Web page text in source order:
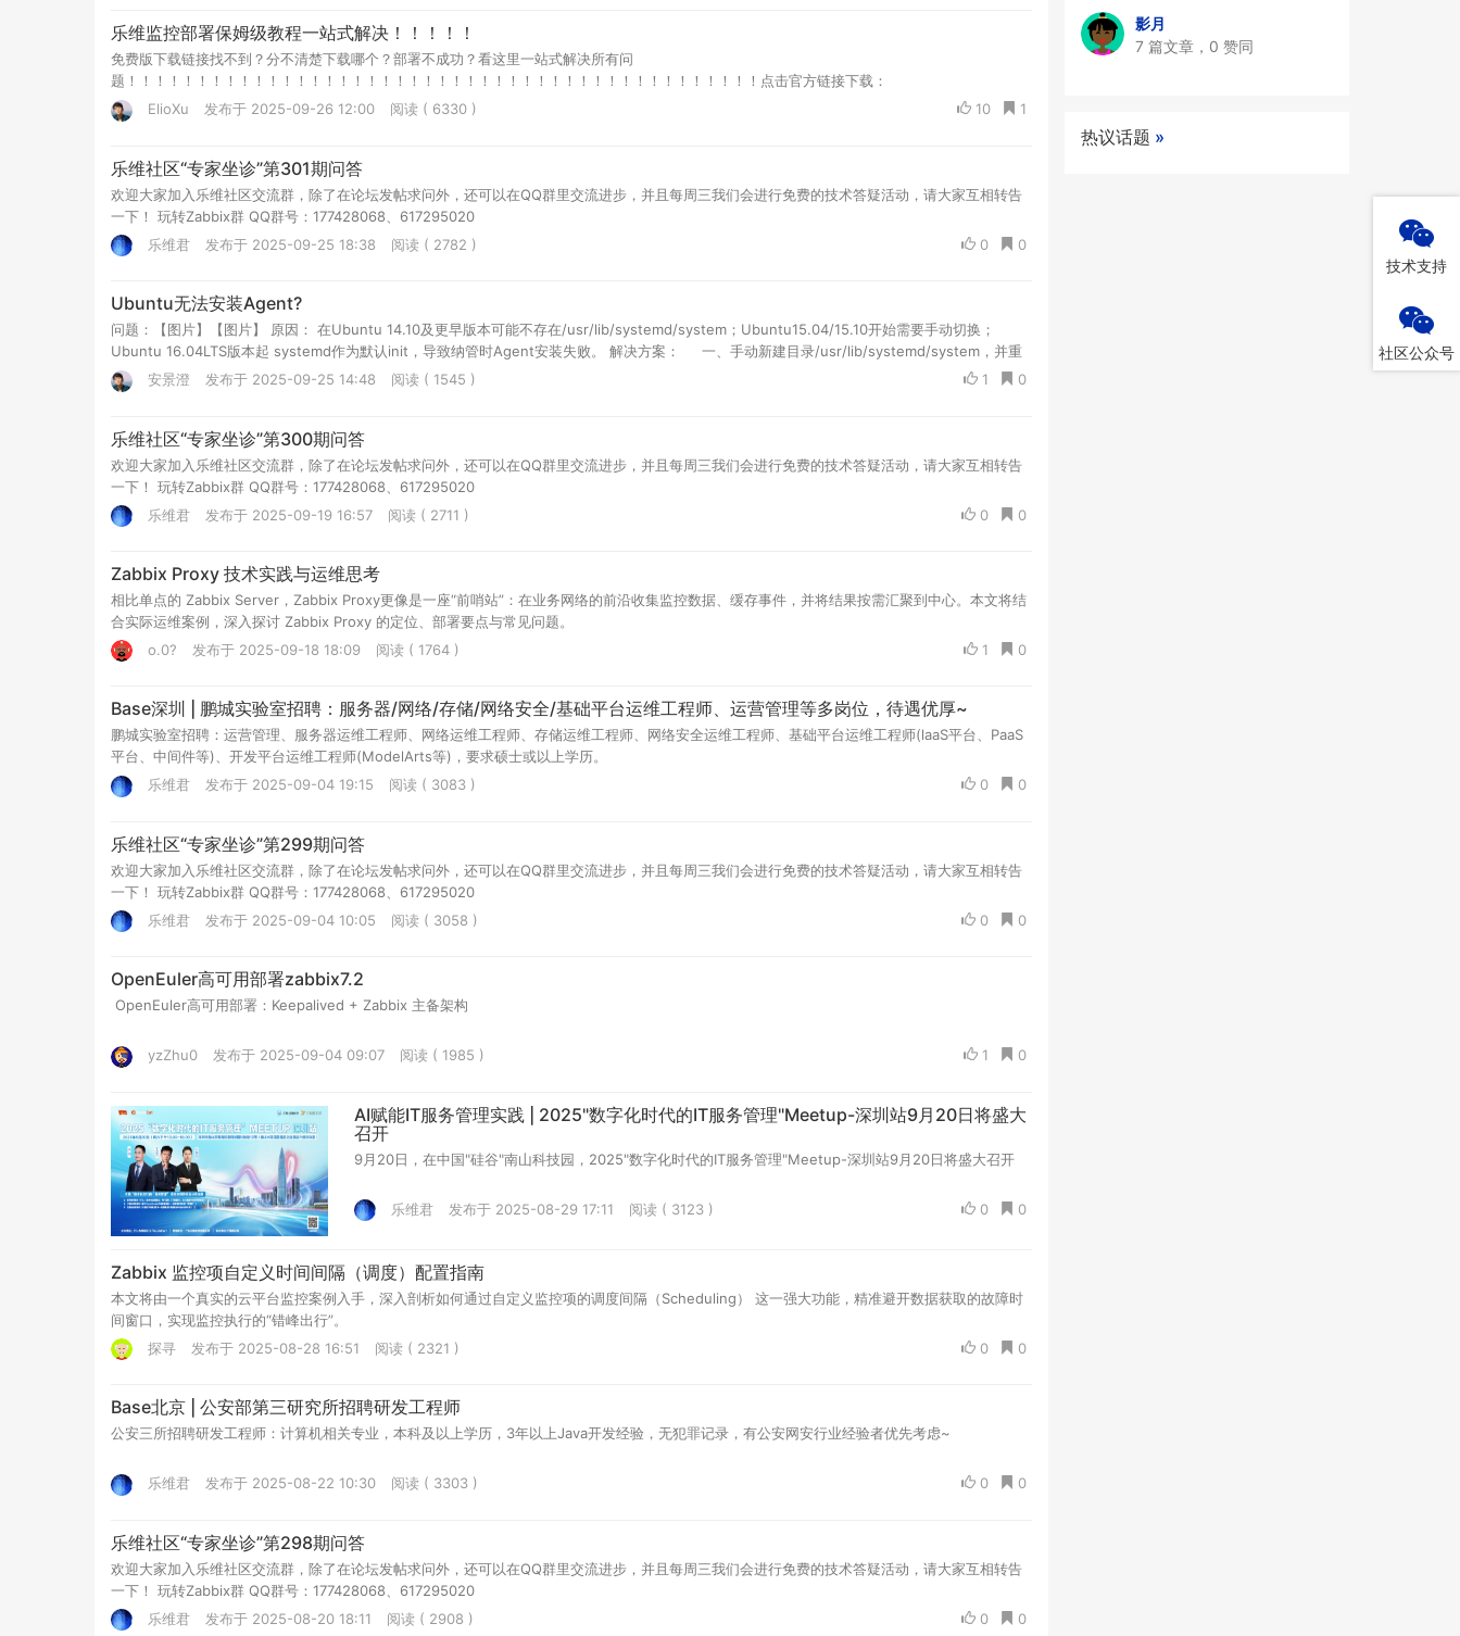
技术支持
社区公众号
乐维监控部署保姆级教程一站式解决！！！！！
免费版下载链接找不到？分不清楚下载哪个？部署不成功？看这里一站式解决所有问
题！！！！！！！！！！！！！！！！！！！！！！！！！！！！！！！！！！！！！！！！！！！！！点击官方链接下载：
http://channel.lwops.cn/backend_api/door/verification/channel?c=901BlvGU&amp;type=register
1
10
ElioXu 发布于 2025-09-26 12:00 阅读 ( 6330 )
乐维社区“专家坐诊”第301期问答
欢迎大家加入乐维社区交流群，除了在论坛发帖求问外，还可以在QQ群里交流进步，并且每周三我们会进行免费的技术答疑活动，请大家互相转告
一下！ 玩转Zabbix群 QQ群号：177428068、617295020
0
0
乐维君 发布于 2025-09-25 18:38 阅读 ( 2782 )
Ubuntu无法安装Agent?
问题：【图片】【图片】 原因： 在Ubuntu 14.10及更早版本可能不存在/usr/lib/systemd/system；Ubuntu15.04/15.10开始需要手动切换；
Ubuntu 16.04LTS版本起 systemd作为默认init，导致纳管时Agent安装失败。 解决方案： 一、手动新建目录/usr/lib/systemd/system，并重
新进行Agent安...
0
1
安景澄 发布于 2025-09-25 14:48 阅读 ( 1545 )
乐维社区“专家坐诊”第300期问答
欢迎大家加入乐维社区交流群，除了在论坛发帖求问外，还可以在QQ群里交流进步，并且每周三我们会进行免费的技术答疑活动，请大家互相转告
一下！ 玩转Zabbix群 QQ群号：177428068、617295020
0
0
乐维君 发布于 2025-09-19 16:57 阅读 ( 2711 )
Zabbix Proxy 技术实践与运维思考
相比单点的 Zabbix Server，Zabbix Proxy更像是一座“前哨站”：在业务网络的前沿收集监控数据、缓存事件，并将结果按需汇聚到中心。本文将结
合实际运维案例，深入探讨 Zabbix Proxy 的定位、部署要点与常见问题。
0
1
o.0? 发布于 2025-09-18 18:09 阅读 ( 1764 )
Base深圳 | 鹏城实验室招聘：服务器/网络/存储/网络安全/基础平台运维工程师、运营管理等多岗位，待遇优厚~
鹏城实验室招聘：运营管理、服务器运维工程师、网络运维工程师、存储运维工程师、网络安全运维工程师、基础平台运维工程师(laaS平台、PaaS
平台、中间件等)、开发平台运维工程师(ModelArts等)，要求硕士或以上学历。
0
0
乐维君 发布于 2025-09-04 19:15 阅读 ( 3083 )
乐维社区“专家坐诊”第299期问答
欢迎大家加入乐维社区交流群，除了在论坛发帖求问外，还可以在QQ群里交流进步，并且每周三我们会进行免费的技术答疑活动，请大家互相转告
一下！ 玩转Zabbix群 QQ群号：177428068、617295020
0
0
乐维君 发布于 2025-09-04 10:05 阅读 ( 3058 )
OpenEuler高可用部署zabbix7.2
OpenEuler高可用部署：Keepalived + Zabbix 主备架构
0
1
yzZhu0 发布于 2025-09-04 09:07 阅读 ( 1985 )
AI赋能IT服务管理实践 | 2025"数字化时代的IT服务管理"Meetup-深圳站9月20日将盛大
召开
9月20日，在中国"硅谷"南山科技园，2025"数字化时代的IT服务管理"Meetup-深圳站9月20日将盛大召开
0
0
乐维君 发布于 2025-08-29 17:11 阅读 ( 3123 )
Zabbix 监控项自定义时间间隔（调度）配置指南
本文将由一个真实的云平台监控案例入手，深入剖析如何通过自定义监控项的调度间隔（Scheduling） 这一强大功能，精准避开数据获取的故障时
间窗口，实现监控执行的“错峰出行”。
0
0
探寻 发布于 2025-08-28 16:51 阅读 ( 2321 )
Base北京 | 公安部第三研究所招聘研发工程师
公安三所招聘研发工程师：计算机相关专业，本科及以上学历，3年以上Java开发经验，无犯罪记录，有公安网安行业经验者优先考虑~
0
0
乐维君 发布于 2025-08-22 10:30 阅读 ( 3303 )
乐维社区“专家坐诊”第298期问答
欢迎大家加入乐维社区交流群，除了在论坛发帖求问外，还可以在QQ群里交流进步，并且每周三我们会进行免费的技术答疑活动，请大家互相转告
一下！ 玩转Zabbix群 QQ群号：177428068、617295020
0
0
乐维君 发布于 2025-08-20 18:11 阅读 ( 2908 )
影月
7 篇文章，0 赞同
热议话题 »